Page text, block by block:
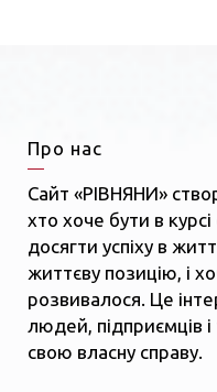
Про нас
Сайт «РІВНЯНИ»
хто хоче бути в курсі
досягти успіху в
життєву позицію, і
розвивалося. Це
людей, підприємців
свою власну справу.